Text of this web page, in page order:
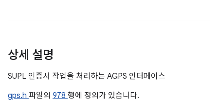
상세 설명
SUPL 인증서 작업을 처리하는 AGPS 인터페이스
gps.h 파일의 978 행에 정의가 있습니다.